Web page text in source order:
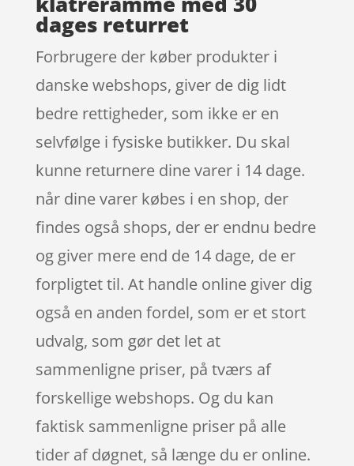
dages returret
Forbrugere der køber produkter i
danske webshops, giver de dig lidt
bedre rettigheder, som ikke er en
selvfølge i fysiske butikker. Du skal
kunne returnere dine varer i 14 dage.
når dine varer købes i en shop, der
findes også shops, der er endnu bedre
og giver mere end de 14 dage, de er
forpligtet til. At handle online giver dig
også en anden fordel, som er et stort
udvalg, som gør det let at
sammenligne priser, på tværs af
forskellige webshops. Og du kan
faktisk sammenligne priser på alle
tider af døgnet, så længe du er online.